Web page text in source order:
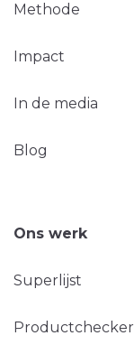
Methode
Impact
In de media
Blog
Ons werk
Superlijst
Productchecker